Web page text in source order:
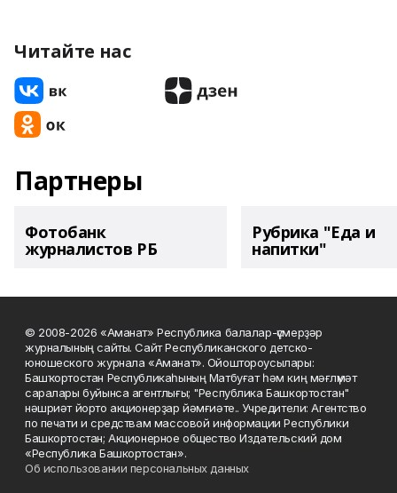
Читайте нас
Партнеры
Фотобанк
журналистов РБ
Рубрика "Еда и
напитки"
© 2008-2026 «Аманат» Республика балалар-үҫмерҙәр
журналының сайты. Сайт Республиканского детско-
юношеского журнала «Аманат». Ойоштороусылары:
Башҡортостан Республикаһының Матбуғат һәм киң мәғлүмәт
саралары буйынса агентлығы; "Республика Башкортостан"
нәшриәт йорто акционерҙар йәмғиәте.. Учредители: Агентство
по печати и средствам массовой информации Республики
Башкортостан; Акционерное общество Издательский дом
«Республика Башкортостан».
Об использовании персональных данных